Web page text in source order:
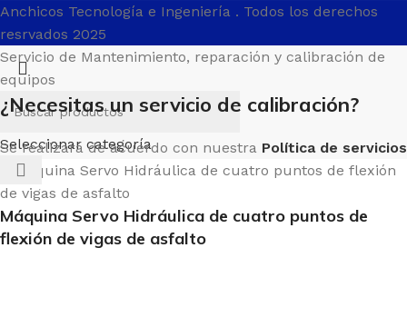
Anchicos Tecnología e Ingeniería . Todos los derechos
resrvados 2025
Seleccionar categoría
Servicio de Mantenimiento, reparación y calibración de
equipos
¿Necesitas un servicio de calibración?
Se realizará de acuerdo con nuestra Política de servicios
Máquina Servo Hidráulica de cuatro puntos de
flexión de vigas de asfalto